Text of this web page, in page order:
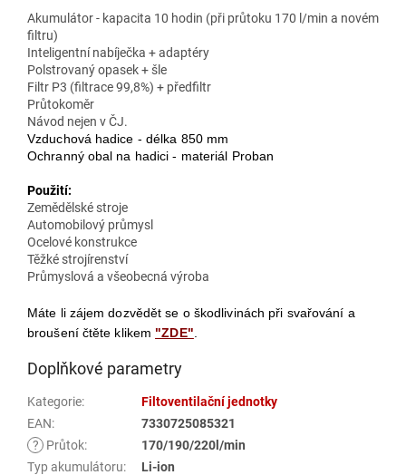
Akumulátor - kapacita 10 hodin (při průtoku 170 l/min a novém
filtru)
Inteligentní nabíječka + adaptéry
Polstrovaný opasek + šle
Filtr P3 (filtrace 99,8%) + předfiltr
Průtokoměr
Návod nejen v ČJ.
Vzduchová hadice - délka 850 mm
Ochranný obal na hadici - materiál Proban
Použití:
Zemědělské stroje
Automobilový průmysl
Ocelové konstrukce
Těžké strojírenství
Průmyslová a všeobecná výroba
Máte li zájem dozvědět se o škodlivinách při svařování a
broušení čtěte klikem "ZDE"
Doplňkové parametry
Kategorie:
Filtoventilační jednotky
EAN:
7330725085321
?
Průtok:
170/190/220l/min
Typ akumulátoru:
Li-ion